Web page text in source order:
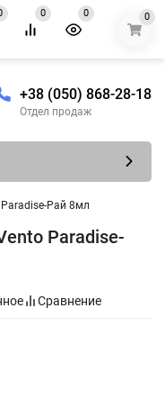
0 0 0
+38 (050) 868-28-18
Отдел продаж
Рай 8мл
Paradise-
Сравнение